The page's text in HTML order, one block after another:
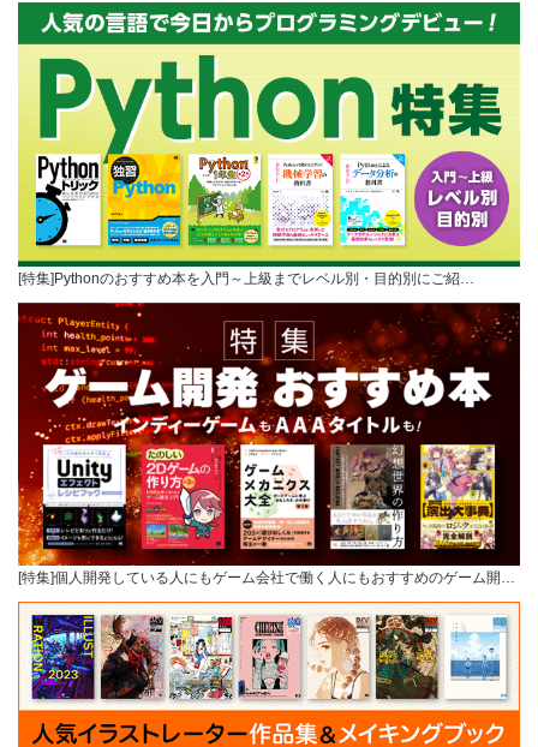
[特集]Pythonのおすすめ本を入門～上級までレベル別・目的別にご紹…
[特集]個人開発している人にもゲーム会社で働く人にもおすすめのゲーム開…